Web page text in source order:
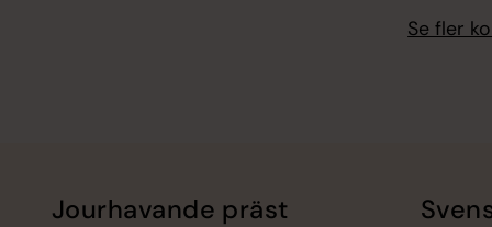
Se fler
Jourhavande präst